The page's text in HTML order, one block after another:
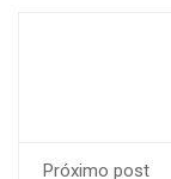
Próximo post